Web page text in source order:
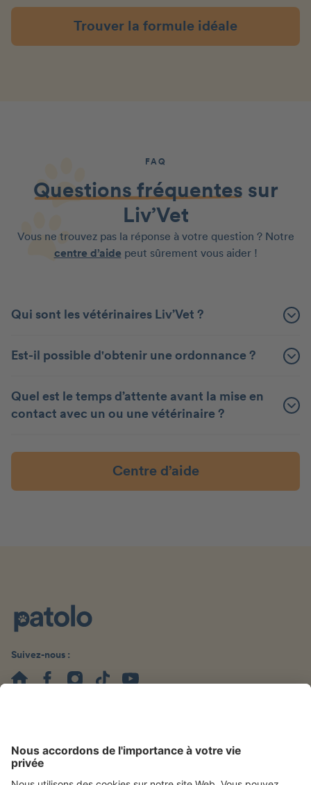
Trouver la formule idéale
FAQ
Questions fréquentes sur
Liv’Vet
Vous ne trouvez pas la réponse à votre question ? Notre
centre d’aide peut sûrement vous aider !
Qui sont les vétérinaires Liv’Vet ?
Est-il possible d'obtenir une ordonnance ?
Quel est le temps d’attente avant la mise en
contact avec un ou une vétérinaire ?
Centre d’aide
Suivez-nous :
Droit de rétractation